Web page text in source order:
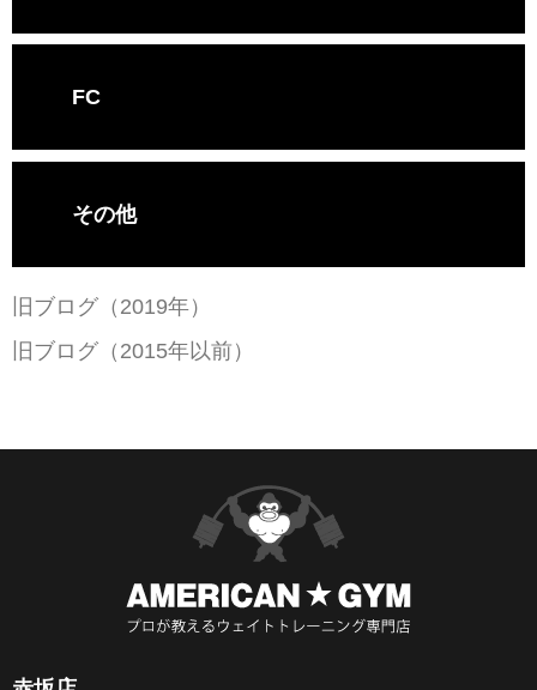
FC
その他
旧ブログ（2019年）
旧ブログ（2015年以前）